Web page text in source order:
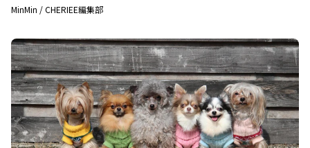
MinMin /CHERIEE編集部